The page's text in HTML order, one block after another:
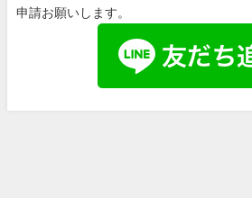
申請お願いします。